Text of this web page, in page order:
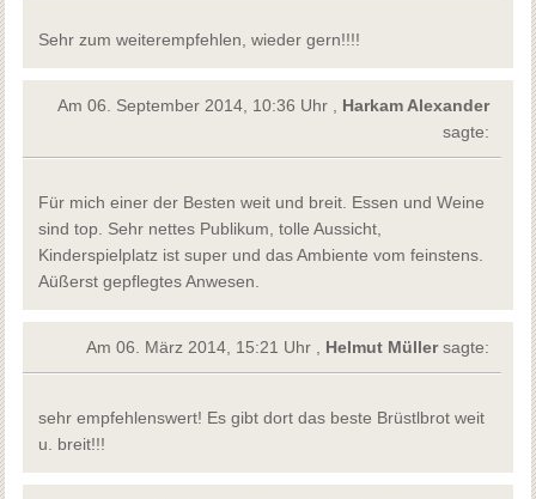
Sehr zum weiterempfehlen, wieder gern!!!!
Am 06. September 2014, 10:36 Uhr , Harkam Alexander
sagte:
Für mich einer der Besten weit und breit. Essen und Weine
sind top. Sehr nettes Publikum, tolle Aussicht,
Kinderspielplatz ist super und das Ambiente vom feinstens.
Aüßerst gepflegtes Anwesen.
Am 06. März 2014, 15:21 Uhr , Helmut Müllersagte:
sehr empfehlenswert! Es gibt dort das beste Brüstlbrot weit
u. breit!!!